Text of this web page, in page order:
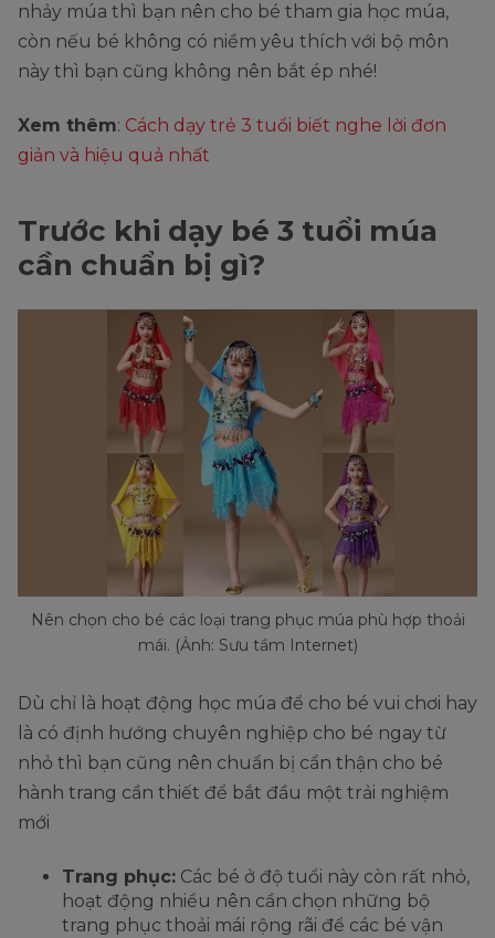
nhảy múa thì bạn nên cho bé tham gia học múa,
còn nếu bé không có niềm yêu thích với bộ môn
này thì bạn cũng không nên bắt ép nhé!
Xem thêm: Cách dạy trẻ 3 tuổi biết nghe lời đơn
giản và hiệu quả nhất
Trước khi dạy bé 3 tuổi múa
cần chuẩn bị gì?
Nên chọn cho bé các loại trang phục múa phù hợp thoải
mái. (Ảnh: Sưu tầm Internet)
Dù chỉ là hoạt động học múa để cho bé vui chơi hay
là có định hướng chuyên nghiệp cho bé ngay từ
nhỏ thì bạn cũng nên chuẩn bị cẩn thận cho bé
hành trang cần thiết để bắt đầu một trải nghiệm
mới
Trang phục: Các bé ở độ tuổi này còn rất nhỏ,
hoạt động nhiều nên cần chọn những bộ
trang phục thoải mái rộng rãi để các bé vận